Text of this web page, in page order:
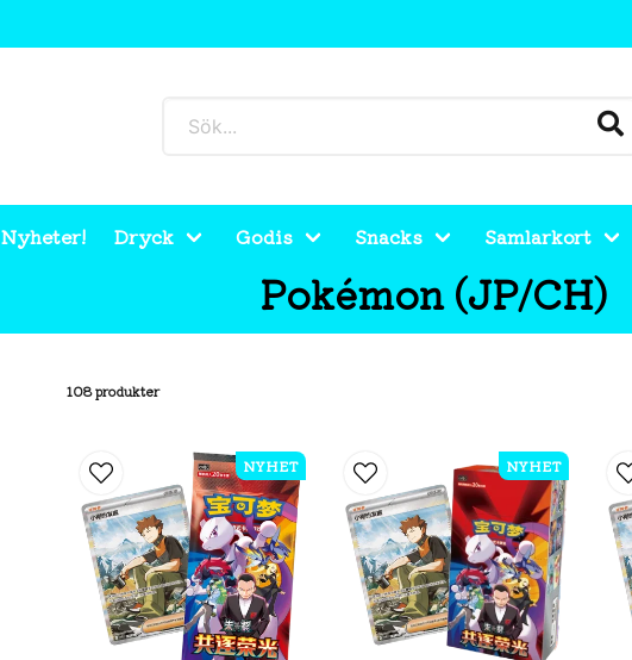
Nyheter! Dryck Godis Snacks Samlarkort
Pokémon (JP/CH)
Pokémon (JP/CH)
108 produkter
NYHET NYHET